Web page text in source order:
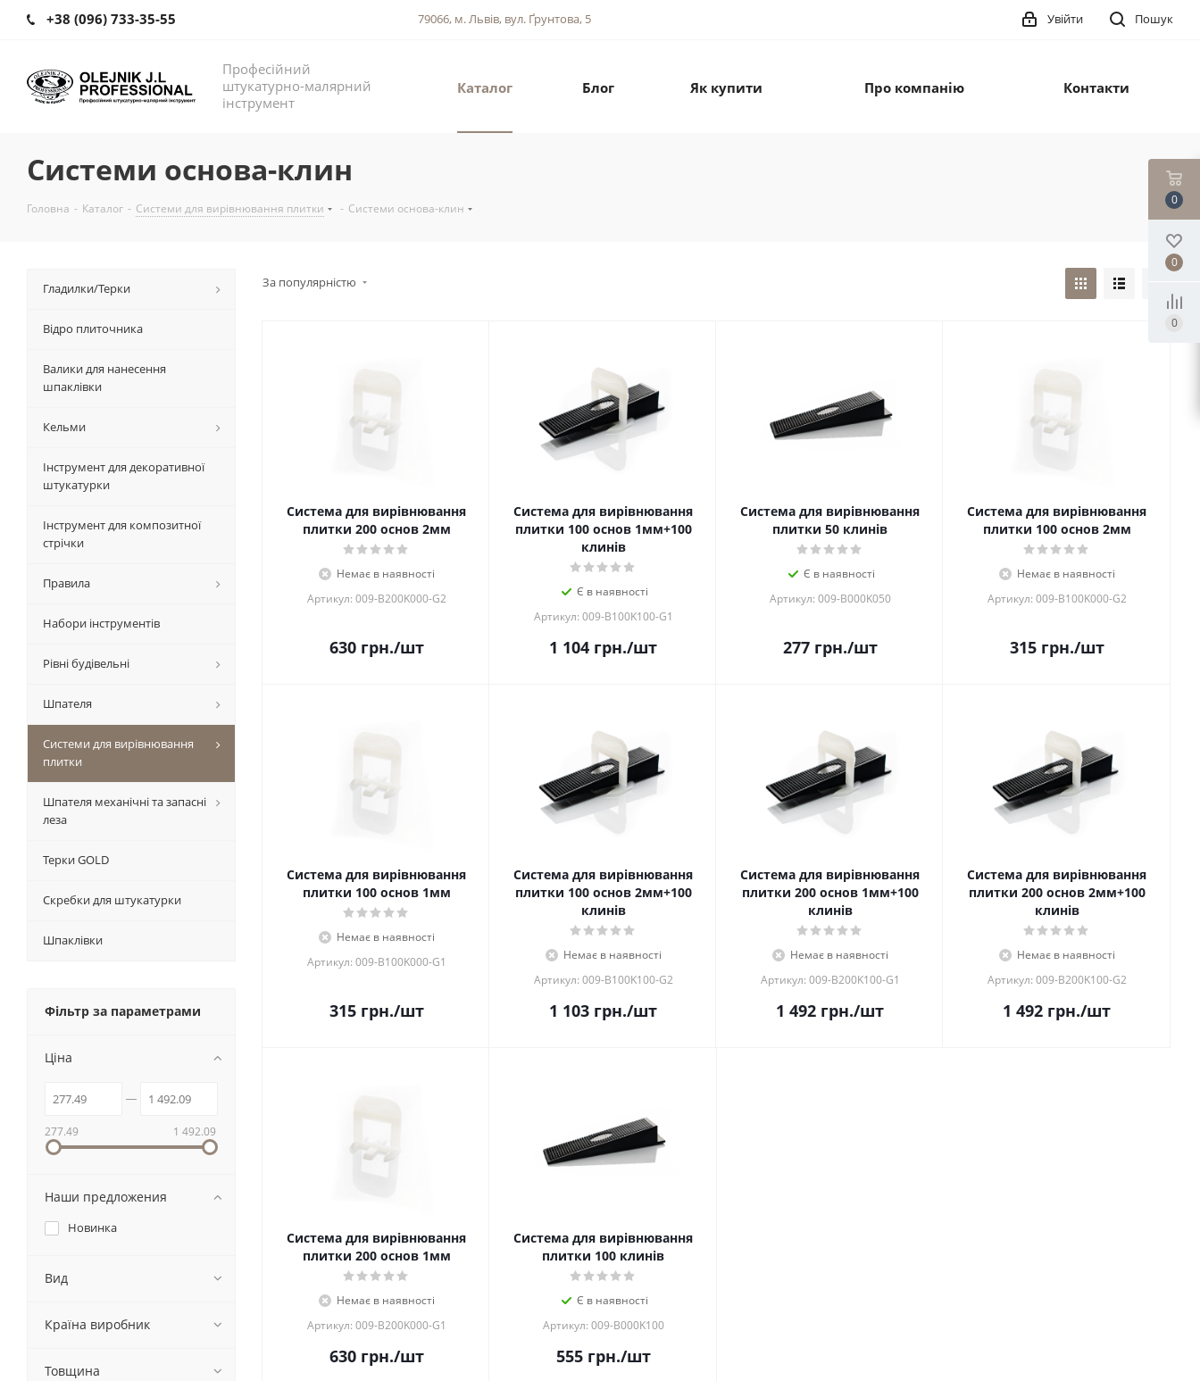
+38 (096) 733-35-55 79066, м. Львів, вул. Ґрунтова, 5 Пошук
Увійти
Професійний
штукатурно-малярний
інструмент
Каталог Блог Як купити Про компанію Контакти
Системи основа-клин
Головна - Каталог - Системи для вирівнювання плитки - Системи основа-клин
За популярністю
Система для вирівнювання
плитки 200 основ 2мм
Немає в наявності
Артикул: 009-B200K000-G2
630грн./шт
Система для вирівнювання
плитки 100 основ 1мм+100
клинів
Є в наявності
Артикул: 009-B100K100-G1
1 104 грн./шт
Система для вирівнювання
плитки 50 клинів
Є в наявності
Артикул: 009-B000K050
277грн./шт
Система для вирівнювання
плитки 100 основ 2мм
Немає в наявності
Артикул: 009-B100K000-G2
315грн./шт
Система для вирівнювання
плитки 100 основ 1мм
Немає в наявності
Артикул: 009-B100K000-G1
315грн./шт
Система для вирівнювання
плитки 100 основ 2мм+100
клинів
Немає в наявності
Артикул: 009-B100K100-G2
1 103 грн./шт
Система для вирівнювання
плитки 200 основ 1мм+100
клинів
Немає в наявності
Артикул: 009-B200K100-G1
1 492 грн./шт
Система для вирівнювання
плитки 200 основ 2мм+100
клинів
Немає в наявності
Артикул: 009-B200K100-G2
1 492 грн./шт
Система для вирівнювання
плитки 200 основ 1мм
Немає в наявності
Артикул: 009-B200K000-G1
630грн./шт
Система для вирівнювання
плитки 100 клинів
Є в наявності
Артикул: 009-B000K100
555грн./шт
Гладилки/Терки
Відро плиточника
Валики для нанесення
шпаклівки
Кельми
Інструмент для декоративної
штукатурки
Інструмент для композитної
стрічки
Правила
Набори інструментів
Рівні будівельні
Шпателя
Системи для вирівнювання
плитки
Шпателя механічні та запасні
леза
Терки GOLD
Скребки для штукатурки
Шпаклівки
Фільтр за параметрами
Ціна
277.49 1 492.09
Наши предложения
Новинка
Вид
Країна виробник
Товщина
0
0
0